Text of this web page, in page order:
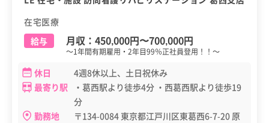
在宅医療
給与
月収： 450,000円〜700,000円
～1年間有期雇用・2年目99％正社員登用！！～
休日
4週8休以上、土日祝休み
最寄り駅
・葛西駅より徒歩4分 ・西葛西駅より徒歩19
分
勤務地
〒134-0084 東京都江戸川区東葛西6-7-20 原